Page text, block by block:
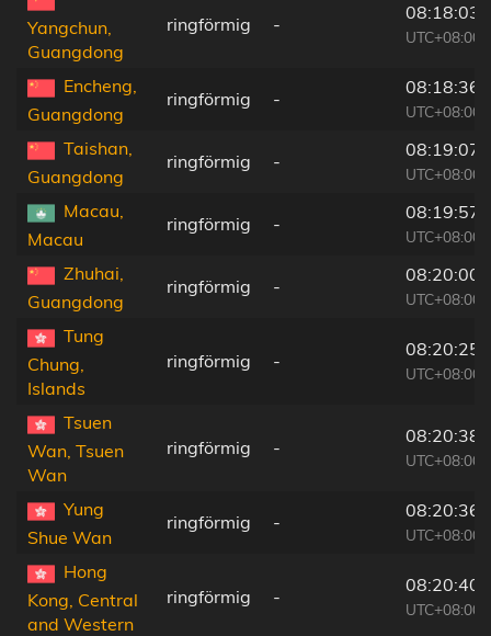
Yangchun,
Guangdong
ringförmig -
08:18:03
UTC+08:00
Encheng,
Guangdong
ringförmig -
08:18:36
UTC+08:00
Taishan,
Guangdong
ringförmig -
08:19:07
UTC+08:00
Macau,
Macau
ringförmig -
08:19:57
UTC+08:00
Zhuhai,
Guangdong
ringförmig -
08:20:00
UTC+08:00
Tung
Chung,
Islands
ringförmig -
08:20:25
UTC+08:00
Tsuen
Wan, Tsuen
Wan
ringförmig -
08:20:38
UTC+08:00
Yung
Shue Wan
ringförmig -
08:20:36
UTC+08:00
Hong
Kong, Central
and Western
ringförmig -
08:20:40
UTC+08:00